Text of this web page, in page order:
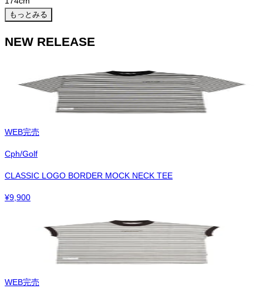
もっとみる
NEW RELEASE
WEB完売
Cph/Golf
CLASSIC LOGO BORDER MOCK NECK TEE
¥9,900
WEB完売